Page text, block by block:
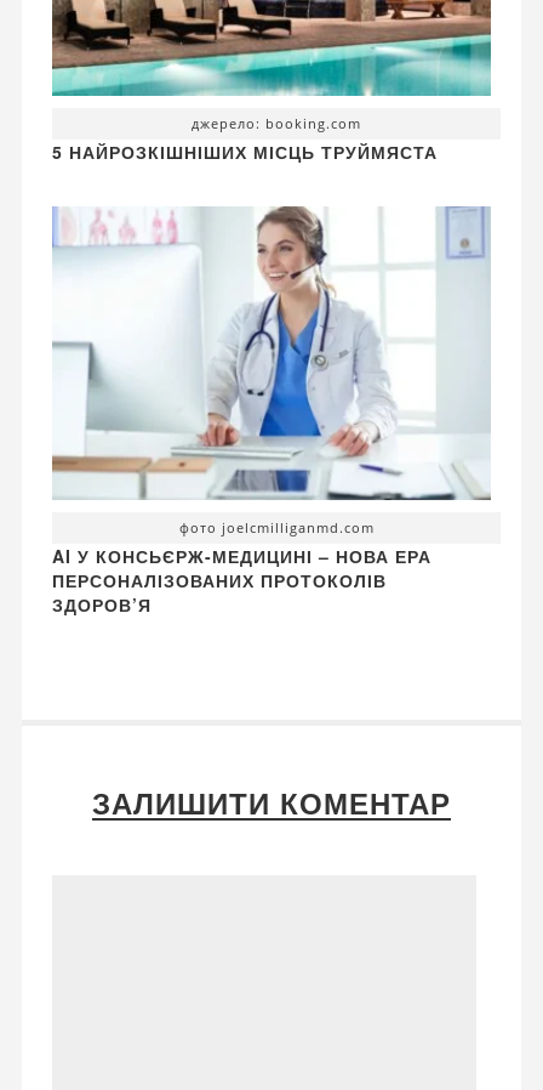
джерело: booking.com
5 НАЙРОЗКІШНІШИХ МІСЦЬ ТРУЙМЯСТА
фото joelcmilliganmd.com
AI У КОНСЬЄРЖ-МЕДИЦИНІ – НОВА ЕРА
ПЕРСОНАЛІЗОВАНИХ ПРОТОКОЛІВ
ЗДОРОВ’Я
ЗАЛИШИТИ КОМЕНТАР